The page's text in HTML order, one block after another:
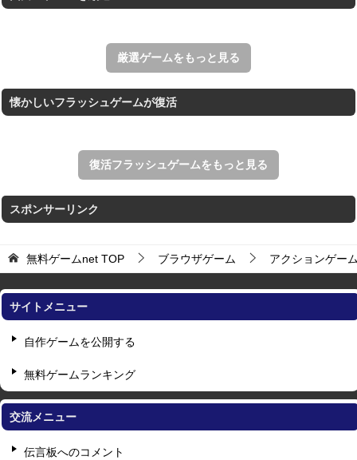
すべての矢印を画面外へ導くパズルゲーム。
厳選ゲームをもっと見る
懐かしいフラッシュゲームが復活
復活フラッシュゲームをもっと見る
スポンサーリンク
無料ゲームnet TOP ブラウザゲーム アクションゲー
サイトメニュー
自作ゲームを公開する
無料ゲームランキング
交流メニュー
伝言板へのコメント